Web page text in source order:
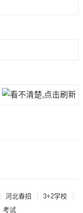
河北春招
3+2学校
考试